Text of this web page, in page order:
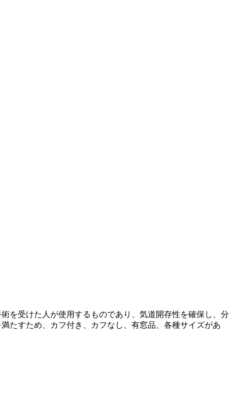
を受けた人が使用するものであり、気道開存性を確保し、分
たすため、カフ付き、カフなし、有窓品、各種サイズがあ